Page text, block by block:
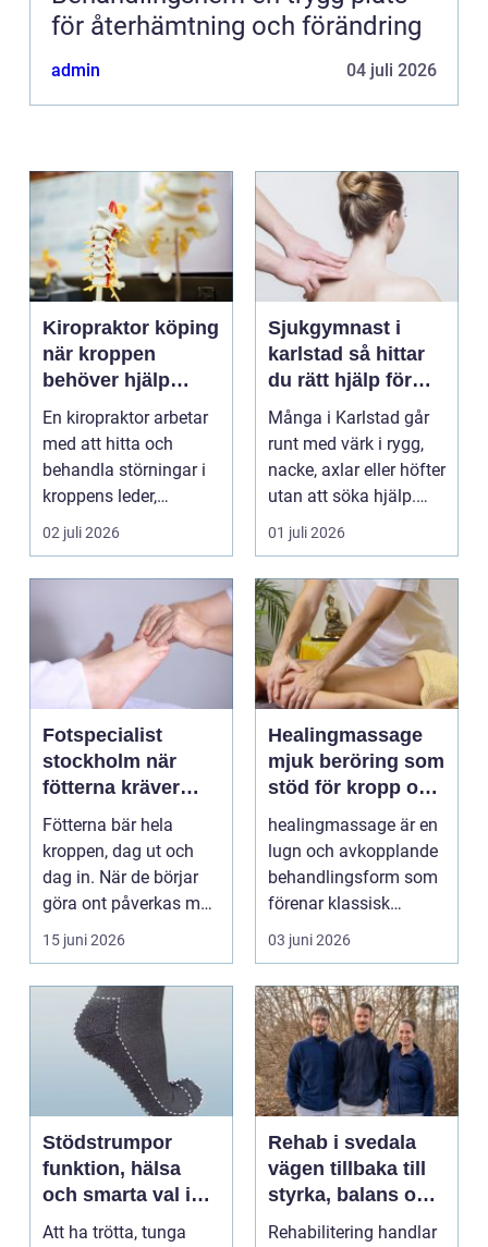
för återhämtning och förändring
admin 04 juli 2026
Kiropraktor köping
när kroppen
behöver hjälp
tillbaka
En kiropraktor arbetar
med att hitta och
behandla störningar i
kroppens leder,
muskler och
nervsyste...
02 juli 2026
Sjukgymnast i
karlstad så hittar
du rätt hjälp för
kroppen
Många i Karlstad går
runt med värk i rygg,
nacke, axlar eller höfter
utan att söka hjälp.
Andra har ...
01 juli 2026
Fotspecialist
stockholm när
fötterna kräver
mer än vanliga
sulor
Fötterna bär hela
kroppen, dag ut och
dag in. När de börjar
göra ont påverkas mer
15 juni 2026
Healingmassage
mjuk beröring som
stöd för kropp och
själ
healingmassage är en
lugn och avkopplande
behandlingsform som
förenar klassisk
massage med
energibas...
03 juni 2026
Stödstrumpor
funktion, hälsa
och smarta val i
vardagen
Att ha trötta, tunga
Rehab i svedala
vägen tillbaka till
styrka, balans och
vardag
Rehabilitering handlar